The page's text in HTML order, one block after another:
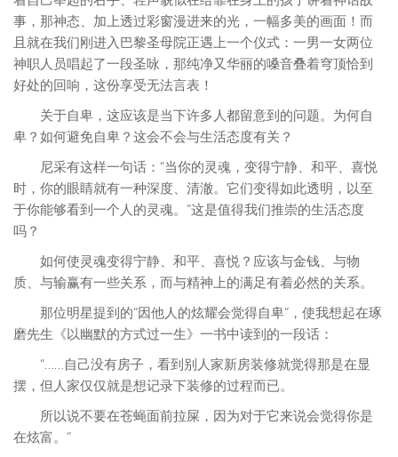
事，那神态、加上透过彩窗漫进来的光，一幅多美的画面！而
且就在我们刚进入巴黎圣母院正遇上一个仪式：一男一女两位
神职人员唱起了一段圣咏，那纯净又华丽的嗓音叠着穹顶恰到
好处的回响，这份享受无法言表！
关于自卑，这应该是当下许多人都留意到的问题。为何自
卑？如何避免自卑？这会不会与生活态度有关？
尼采有这样一句话：“当你的灵魂，变得宁静、和平、喜悦
时，你的眼睛就有一种深度、清澈。它们变得如此透明，以至
于你能够看到一个人的灵魂。”这是值得我们推崇的生活态度
吗？
如何使灵魂变得宁静、和平、喜悦？应该与金钱、与物
质、与输赢有一些关系，而与精神上的满足有着必然的关系。
那位明星提到的“因他人的炫耀会觉得自卑”，使我想起在琢
磨先生《以幽默的方式过一生》一书中读到的一段话：
“……自己没有房子，看到别人家新房装修就觉得那是在显
摆，但人家仅仅就是想记录下装修的过程而已。
所以说不要在苍蝇面前拉屎，因为对于它来说会觉得你是
在炫富。”